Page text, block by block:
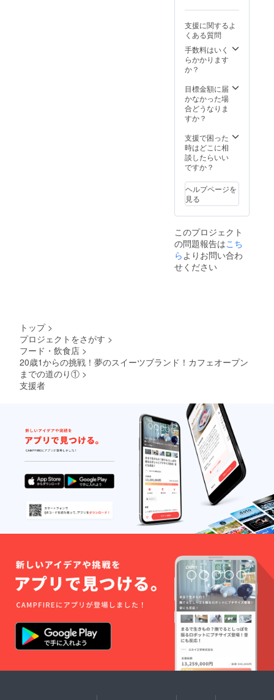
支援に関するよ
くある質問
手数料はいく
らかかります
か？
目標金額に届
かなかった場
合どうなりま
すか？
支援で困った
時はどこに相
談したらいい
ですか？
ヘルプページを
見る
このプロジェクト
の問題報告はこち
らよりお問い合わ
せください
トップ >
プロジェクトをさがす >
フード・飲食店 >
20歳1からの挑戦！夢のスイーツブランド！カフェオープン
までの道のり① >
支援者